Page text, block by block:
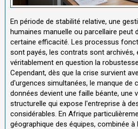
En période de stabilité relative, une
humaines manuelle ou parcellaire peut
certaine efficacité. Les processus
sont payés, les contrats sont archivés,
véritablement en question la
Cependant, dès que la crise survient
d'urgences simultanées, le manque de
données devient une faille béante, une
structurelle qui expose l'entreprise à
considérables. En Afrique
géographique des équipes, combinée